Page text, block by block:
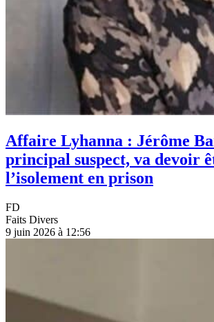
Affaire Lyhanna : Jérôme
principal suspect, va devoir
l’isolement en prison
FD
Faits Divers
9 juin 2026 à 12:56